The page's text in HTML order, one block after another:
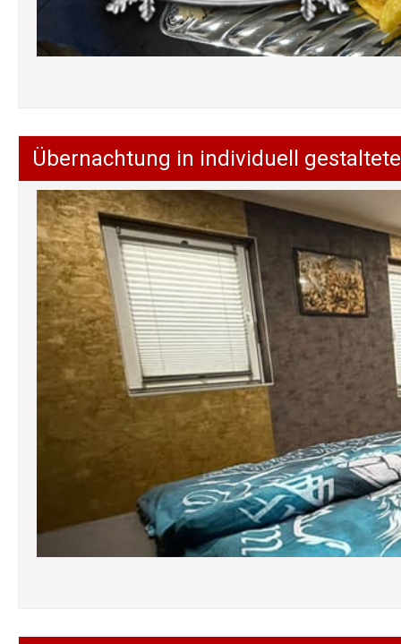
Übernachtung in individuell